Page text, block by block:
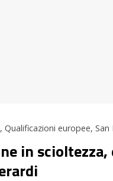
, Qualificazioni europee, San
in